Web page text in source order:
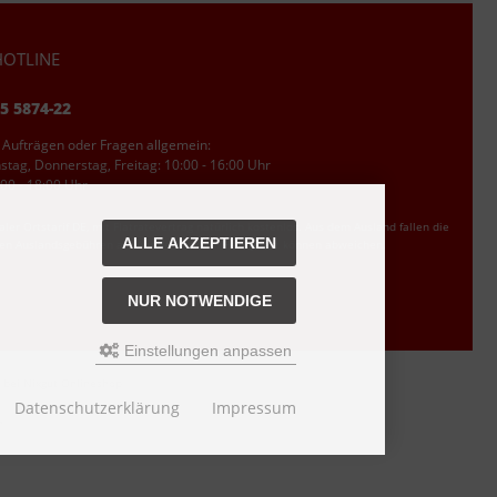
5874-22
oder Fragen allgemein:
Donnerstag, Freitag: 10:00 - 16:00 Uhr
- 18:00 Uhr
Ortstarif DE, mit Flatratevertrag natürlich kostenlos. Aus dem Ausland fallen die
Auslandsgebühren an. Anrufe aus dem Handynetz können abweichen.
ALLE AKZEPTIEREN
NUR NOTWENDIGE
Einstellungen anpassen
Datenschutzerklärung Impressum